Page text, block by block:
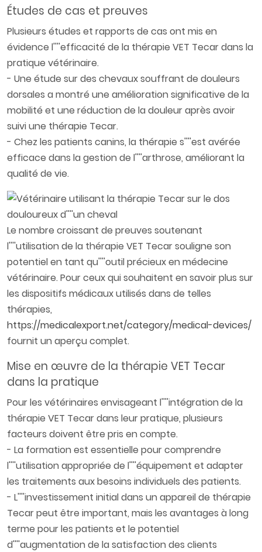
Études de cas et preuves
Plusieurs études et rapports de cas ont mis en
évidence l''''efficacité de la thérapie VET Tecar dans la
pratique vétérinaire.
- Une étude sur des chevaux souffrant de douleurs
dorsales a montré une amélioration significative de la
mobilité et une réduction de la douleur après avoir
suivi une thérapie Tecar.
- Chez les patients canins, la thérapie s''''est avérée
efficace dans la gestion de l''''arthrose, améliorant la
qualité de vie.
Le nombre croissant de preuves soutenant
l''''utilisation de la thérapie VET Tecar souligne son
potentiel en tant qu''''outil précieux en médecine
vétérinaire. Pour ceux qui souhaitent en savoir plus sur
les dispositifs médicaux utilisés dans de telles
thérapies,
https://medicalexport.net/category/medical-devices/
fournit un aperçu complet.
Mise en œuvre de la thérapie VET Tecar
dans la pratique
Pour les vétérinaires envisageant l''''intégration de la
thérapie VET Tecar dans leur pratique, plusieurs
facteurs doivent être pris en compte.
- La formation est essentielle pour comprendre
l''''utilisation appropriée de l''''équipement et adapter
les traitements aux besoins individuels des patients.
- L''''investissement initial dans un appareil de thérapie
Tecar peut être important, mais les avantages à long
terme pour les patients et le potentiel
d''''augmentation de la satisfaction des clients